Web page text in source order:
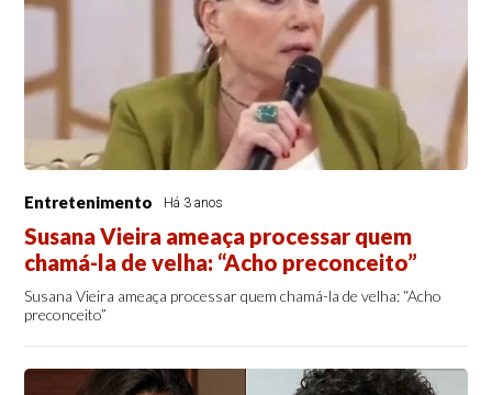
Entretenimento Há 3 anos
Susana Vieira ameaça processar quem
chamá-la de velha: “Acho preconceito”
Susana Vieira ameaça processar quem chamá-la de velha: “Acho
preconceito”